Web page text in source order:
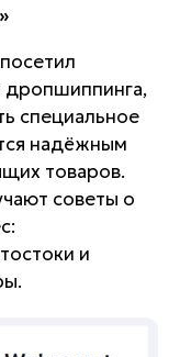
дропшиппинга,
специальное
надёжным
товаров.
советы о
и